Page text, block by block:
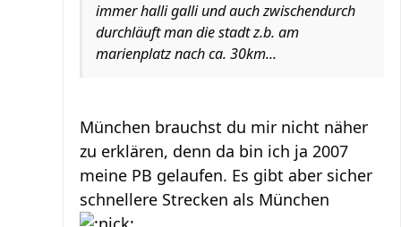
immer halli galli und auch zwischendurch
durchläuft man die stadt z.b. am
marienplatz nach ca. 30km...
München brauchst du mir nicht näher
zu erklären, denn da bin ich ja 2007
meine PB gelaufen. Es gibt aber sicher
schnellere Strecken als München